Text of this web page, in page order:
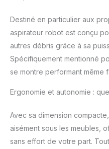
Destiné en particulier aux
aspirateur robot est conçu
autres débris grâce à sa
Spécifiquement mentionné
se montre performant même
Ergonomie et autonomie :
Avec sa dimension
aisément sous les meubles,
sans effort de votre part.